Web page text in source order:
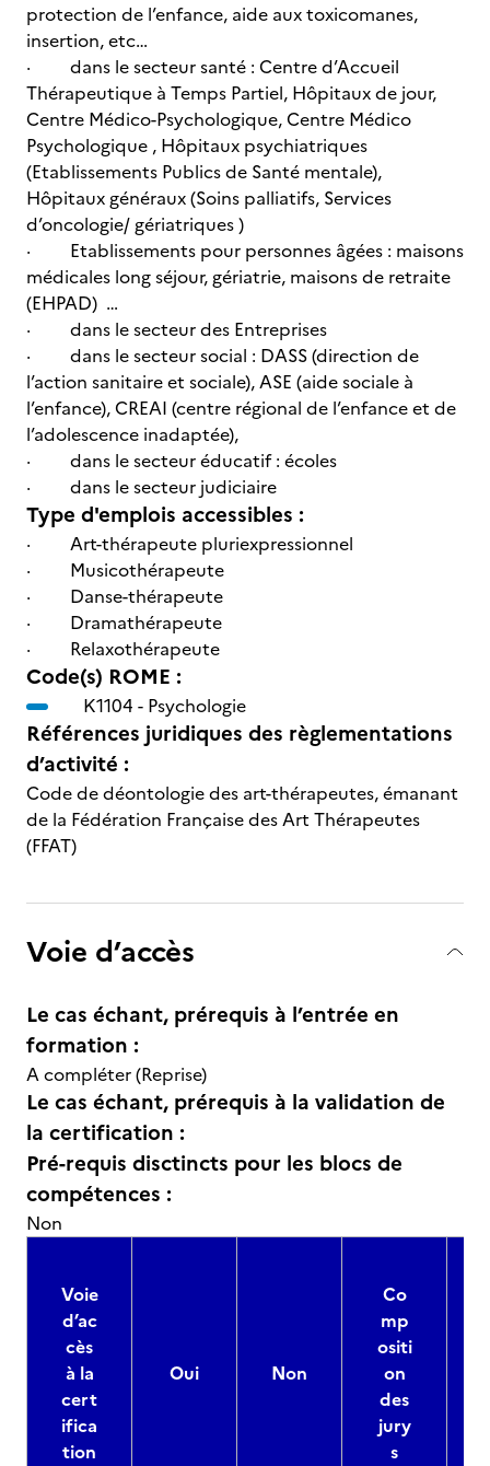
protection de l’enfance, aide aux toxicomanes,
insertion, etc…
· dans le secteur santé : Centre d’Accueil
Thérapeutique à Temps Partiel, Hôpitaux de jour,
Centre Médico-Psychologique, Centre Médico
Psychologique , Hôpitaux psychiatriques
(Etablissements Publics de Santé mentale),
Hôpitaux généraux (Soins palliatifs, Services
d’oncologie/ gériatriques )
· Etablissements pour personnes âgées : maisons
médicales long séjour, gériatrie, maisons de retraite
(EHPAD) …
· dans le secteur des Entreprises
· dans le secteur social : DASS (direction de
l’action sanitaire et sociale), ASE (aide sociale à
l’enfance), CREAI (centre régional de l’enfance et de
l’adolescence inadaptée),
· dans le secteur éducatif : écoles
· dans le secteur judiciaire
Type d'emplois accessibles :
· Art-thérapeute pluriexpressionnel
· Musicothérapeute
· Danse-thérapeute
· Dramathérapeute
· Relaxothérapeute
Code(s) ROME :
K1104 - Psychologie
Références juridiques des règlementations
d’activité :
Code de déontologie des art-thérapeutes, émanant
de la Fédération Française des Art Thérapeutes
(FFAT)
Voie d’accès
Le cas échant, prérequis à l’entrée en
formation :
A compléter (Reprise)
Le cas échant, prérequis à la validation de
la certification :
Pré-requis disctincts pour les blocs de
compétences :
Non
Voie
d’ac
cès
à la
cert
ifica
tion
Oui Non
Co
mp
ositi
on
des
jury
s